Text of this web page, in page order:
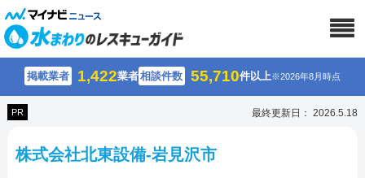
掲載業者 1,422業者相談件数 55,710件以上※2026年8月時点
PR 最終更新日： 2026.5.18
株式会社北東設備-岩見沢市